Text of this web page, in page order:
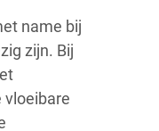
name bij
zijn. Bij
vloeibare